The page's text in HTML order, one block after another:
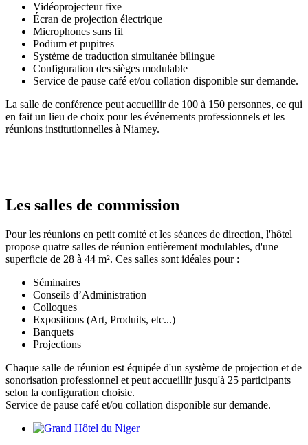
Vidéoprojecteur fixe
Écran de projection électrique
Microphones sans fil
Podium et pupitres
Système de traduction simultanée bilingue
Configuration des sièges modulable
Service de pause café et/ou collation disponible sur demande.
La salle de conférence peut accueillir de 100 à 150 personnes, ce qui
en fait un lieu de choix pour les événements professionnels et les
réunions institutionnelles à Niamey.
Les salles de commission
Pour les réunions en petit comité et les séances de direction, l'hôtel
propose quatre salles de réunion entièrement modulables, d'une
superficie de 28 à 44 m². Ces salles sont idéales pour :
Séminaires
Conseils d’Administration
Colloques
Expositions (Art, Produits, etc...)
Banquets
Projections
Chaque salle de réunion est équipée d'un système de projection et de
sonorisation professionnel et peut accueillir jusqu'à 25 participants
selon la configuration choisie.
Service de pause café et/ou collation disponible sur demande.